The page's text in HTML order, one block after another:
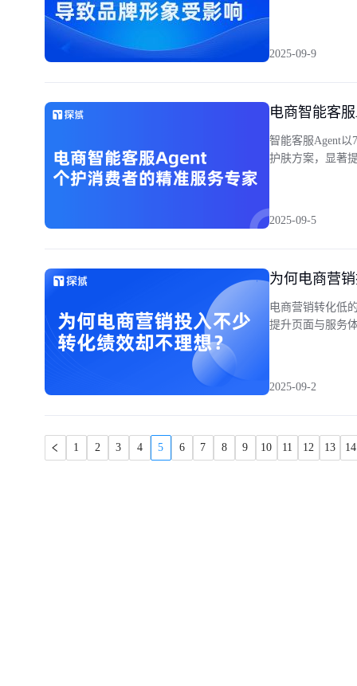
2025-09-9
电商智能客
智能客服Agent
护肤方案，显著
2025-09-5
为何电商营
电商营销转化低
提升页面与服务
2025-09-2
1 2 3 4 5 6 7 8 9 10 11 12 13 14